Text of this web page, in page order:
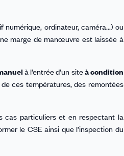
numérique, ordinateur, caméra...) ou
marge de manœuvre est laissée à
à l’entrée d’un siteà condition
ces températures, des remontées
cas particuliers et en respectant la
le CSE ainsi que l’inspection du